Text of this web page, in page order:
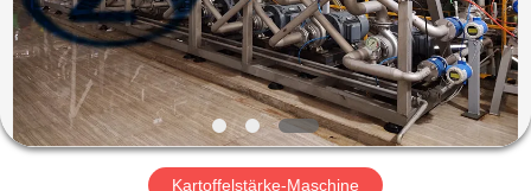
ÜBER
US
FABRIK-
Kartoffelstärke-Maschine